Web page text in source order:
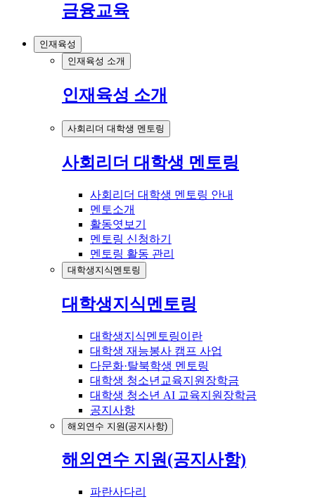
금융교육
인재육성
인재육성 소개
인재육성 소개
사회리더 대학생 멘토링
사회리더 대학생 멘토링
사회리더 대학생 멘토링 안내
멘토소개
활동엿보기
멘토링 신청하기
멘토링 활동 관리
대학생지식멘토링
대학생지식멘토링
대학생지식멘토링이란
대학생 재능봉사 캠프 사업
다문화·탈북학생 멘토링
대학생 청소년교육지원장학금
대학생 청소년 AI 교육지원장학금
공지사항
해외연수 지원(공지사항)
해외연수 지원(공지사항)
파란사다리